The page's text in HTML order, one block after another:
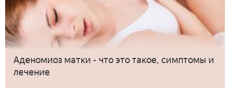
Аденомиоз матки - что это такое, симптомы и
лечение